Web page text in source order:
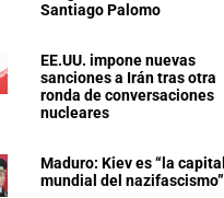
Santiago Palomo
EE.UU. impone nuevas
sanciones a Irán tras otra
ronda de conversaciones
nucleares
Maduro: Kiev es “la capital
mundial del nazifascismo”